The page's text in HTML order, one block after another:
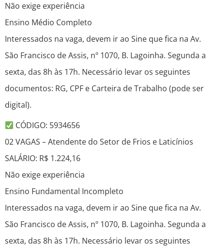
Não exige experiência
Ensino Médio Completo
Interessados na vaga, devem ir ao Sine que fica na Av.
São Francisco de Assis, nº 1070, B. Lagoinha. Segunda a
sexta, das 8h às 17h. Necessário levar os seguintes
documentos: RG, CPF e Carteira de Trabalho (pode ser
digital).
CÓDIGO: 5934656
02 VAGAS – Atendente do Setor de Frios e Laticínios
SALÁRIO: R$ 1.224,16
Não exige experiência
Ensino Fundamental Incompleto
Interessados na vaga, devem ir ao Sine que fica na Av.
São Francisco de Assis, nº 1070, B. Lagoinha. Segunda a
sexta, das 8h às 17h. Necessário levar os seguintes